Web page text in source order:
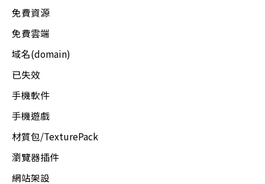
免費資源
免費雲端
域名(domain)
已失效
手機軟件
手機遊戲
材質包/TexturePack
瀏覽器插件
網站架設